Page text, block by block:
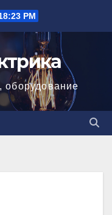
PM
оборудование